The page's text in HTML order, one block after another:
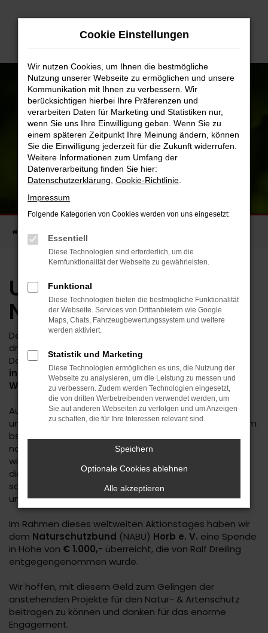
Zum
UMWELTSCHUTZ IST
MENSCHENSCHUTZ
SPENDE AN DEN NABU HORB E. V.
Startseite
Unterstützung für den
Naturschutzbund
Der Schutz der Umwelt
dringlichsten Themen auf dem gesamten Globus.
Darauf wird jedes Jahr am 5. Juni durch den
internationalen Tag der Umwelt bzw.
Weltumwelttagaufmerksam gemacht.
Auch wir sind ständig darum bemüht, die Prozesse in
unserem Unternehmen immer weiter zu optimieren, um
bspw. durch Ressourcenschonung bzw. -einsparung
nachhaltig zum Umweltschutz beizutragen. Ebenso
wichtig ist uns zusätzlich, diejenigen zu unterstützen,
die mit ihrem meist ehrenamtlichen Einsatz dafür
sorgen möchten, dass unsere Umwelt schön, vielfältig
und bunt bleibt.
Im Rahmen dieses weltweiten Aktionstages haben wir
dem Naturschutzbund (NABU) Horb e. V. eine Spende
in Höhe von € 1.000,- überreicht, die von Ralf Dreiling
entgegengenommen wurde.
Wir hoffen, mit diesem Geld zum Gelingen der
anstehenden Projekte für den Natur- & Artenschutz
beitragen zu können und danken für das enorme
Engagement.
Cookie Einstellungen
Wir nutzen Cookies, um Ihnen die bestmögliche
Nutzung unserer Webseite zu ermöglichen und unsere
Kommunikation mit Ihnen zu verbessern. Wir
berücksichtigen hierbei Ihre Präferenzen und
verarbeiten Daten für Marketing und Statistiken nur,
wenn Sie uns Ihre Einwilligung geben. Wenn Sie zu
einem späteren Zeitpunkt Ihre Meinung ändern, können
Sie die Einwilligung jederzeit für die Zukunft widerrufen.
Weitere Informationen zum Umfang der
Datenverarbeitung finden Sie hier:
Datenschutzerklärung Cookie-Richtlinie
Impressum
Folgende Kategorien von Cookies werden von uns eingesetzt:
Essentiell
Diese Technologien sind erforderlich, um die
Kernfunktionalität der Webseite zu gewährleisten.
Funktional
Diese Technologien bieten die bestmögliche Funktionalität
der Webseite. Services von Drittanbietern wie Google
Maps, Chats, Fahrzeugbewertungssystem und weitere
werden aktiviert.
Statistik und Marketing
Diese Technologien ermöglichen es uns, die Nutzung der
Webseite zu analysieren, um die Leistung zu messen und
zu verbessern. Zudem werden Technologien eingesetzt,
die von dritten Werbetreibenden verwendet werden, um
Sie auf anderen Webseiten zu verfolgen und um Anzeigen
zu schalten, die für Ihre Interessen relevant sind.
Speichern
Optionale Cookies ablehnen
Alle akzeptieren